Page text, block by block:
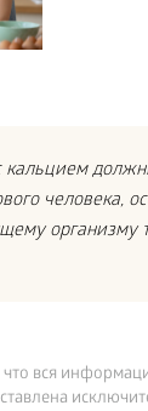
кальцием
человека,
организму
вся